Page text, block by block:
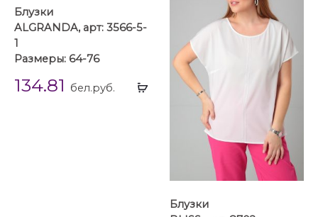
Выбрать
Блузки
ALGRANDA, арт: 3566-5-
1
Размеры: 64-76
134.81 бел.руб.
Блузки